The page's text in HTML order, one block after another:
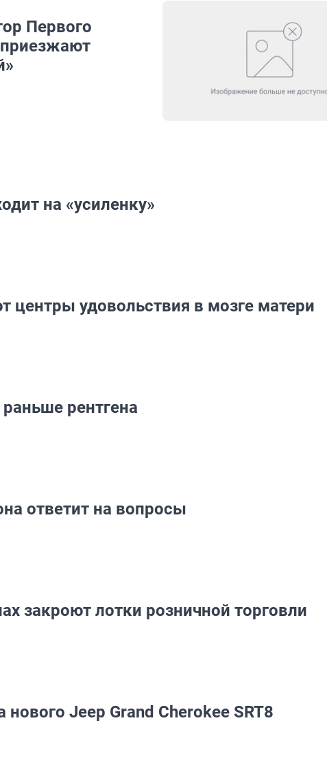
Первого
приезжают
на «усиленку»
центры удовольствия в мозге матери
рентгена
ответит на вопросы
закроют лотки розничной торговли
Jeep Grand Cherokee SRT8